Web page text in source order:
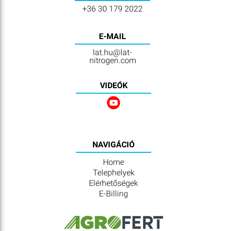
+36 30 179 2022
E-MAIL
lat.hu@lat-
nitrogen.com
VIDEÓK
NAVIGÁCIÓ
Home
Telephelyek
Elérhetőségek
E-Billing